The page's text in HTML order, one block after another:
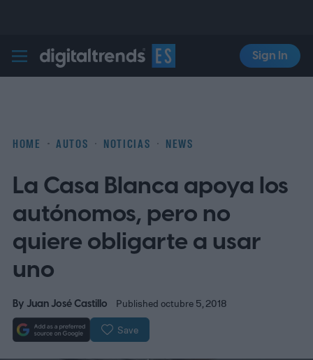
Digital Trends Español
Sign In
HOME AUTOS NOTICIAS NEWS
La Casa Blanca apoya los
autónomos, pero no
quiere obligarte a usar
uno
ByJuan José Castillo Published octubre 5, 2018
Save